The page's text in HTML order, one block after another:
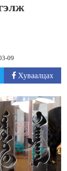
09
Хуваалцах